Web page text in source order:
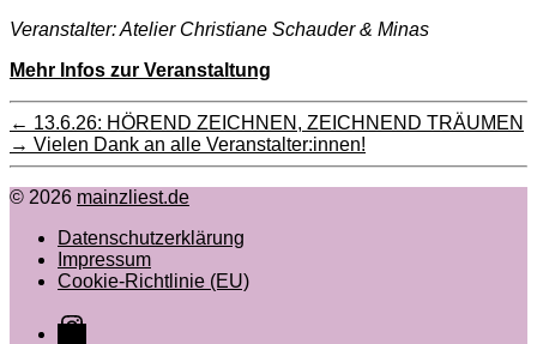
Veranstalter: Atelier Christiane Schauder & Minas
Mehr Infos zur Veranstaltung
← 13.6.26: HÖREND ZEICHNEN, ZEICHNEND TRÄUMEN
→ Vielen Dank an alle Veranstalter:innen!
© 2026 mainzliest.de
Datenschutzerklärung
Impressum
Cookie-Richtlinie (EU)
Instagram